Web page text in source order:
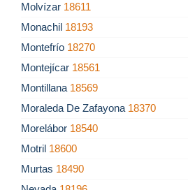
Molvízar 18611
Monachil 18193
Montefrío 18270
Montejícar 18561
Montillana 18569
Moraleda De Zafayona 18370
Morelábor 18540
Motril 18600
Murtas 18490